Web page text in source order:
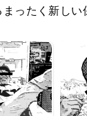
ったく新しい